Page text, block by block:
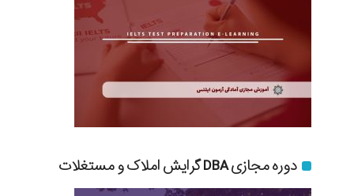
دوره مجازی DBA گرایش املاک و مستغلات